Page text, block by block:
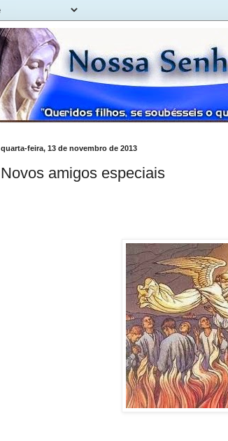
quarta-feira, 13 de novembro de 2013
Novos amigos especiais